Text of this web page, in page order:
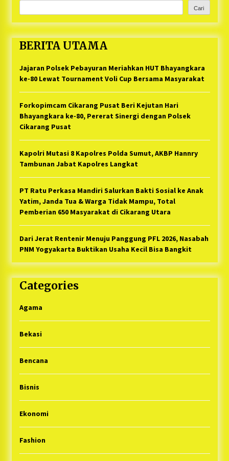
Cari
BERITA UTAMA
Jajaran Polsek Pebayuran Meriahkan HUT Bhayangkara
ke-80 Lewat Tournament Voli Cup Bersama Masyarakat
Forkopimcam Cikarang Pusat Beri Kejutan Hari
Bhayangkara ke-80, Pererat Sinergi dengan Polsek
Cikarang Pusat
Kapolri Mutasi 8 Kapolres Polda Sumut, AKBP Hannry
Tambunan Jabat Kapolres Langkat
PT Ratu Perkasa Mandiri Salurkan Bakti Sosial ke Anak
Yatim, Janda Tua & Warga Tidak Mampu, Total
Pemberian 650 Masyarakat di Cikarang Utara
Dari Jerat Rentenir Menuju Panggung PFL 2026, Nasabah
PNM Yogyakarta Buktikan Usaha Kecil Bisa Bangkit
Categories
Agama
Bekasi
Bencana
Bisnis
Ekonomi
Fashion